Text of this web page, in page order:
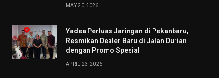
MAY 20, 2026
Yadea Perluas Jaringan di Pekanbaru,
Resmikan Dealer Baru di Jalan Durian
dengan Promo Spesial
APRIL 23, 2026